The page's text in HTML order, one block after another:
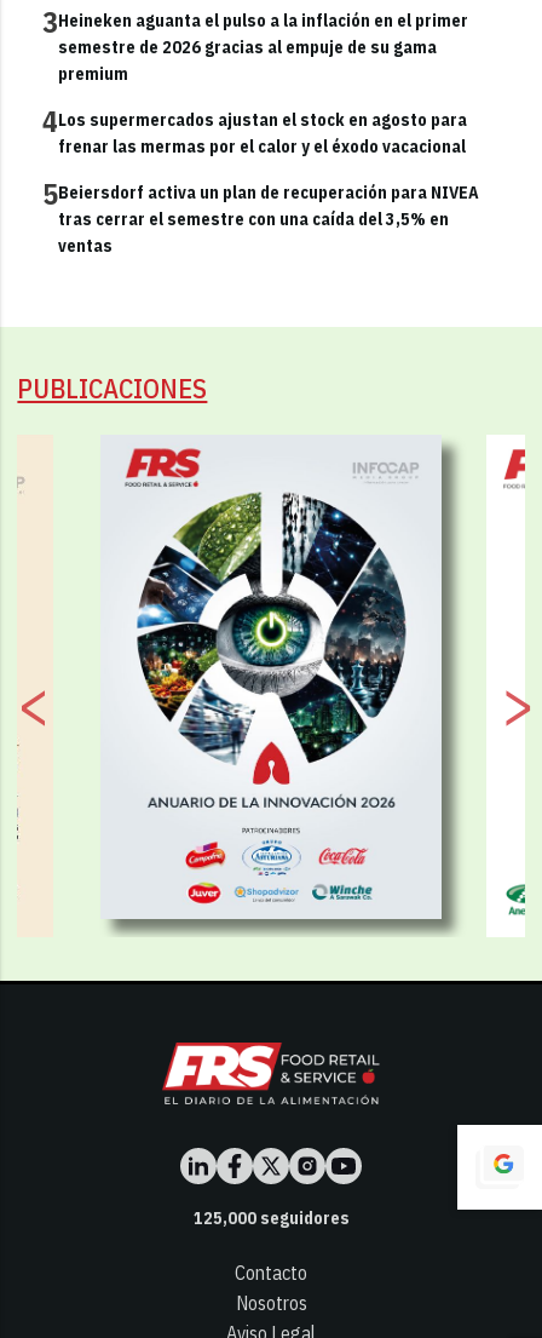
3Heineken aguanta el pulso a la inflación en el primer
semestre de 2026 gracias al empuje de su gama
premium
4Los supermercados ajustan el stock en agosto para
frenar las mermas por el calor y el éxodo vacacional
5Beiersdorf activa un plan de recuperación para NIVEA
tras cerrar el semestre con una caída del 3,5% en
ventas
PUBLICACIONES
125,000seguidores
Contacto
Nosotros
Aviso Legal